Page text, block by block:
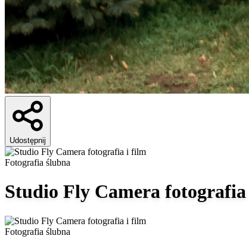
Udostępnij
Fotografia ślubna
Studio Fly Camera
Fotografia ślubna